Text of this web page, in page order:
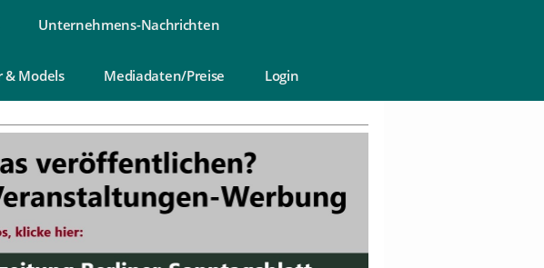
Unternehmens-Nachrichten
& Models Mediadaten/Preise Login